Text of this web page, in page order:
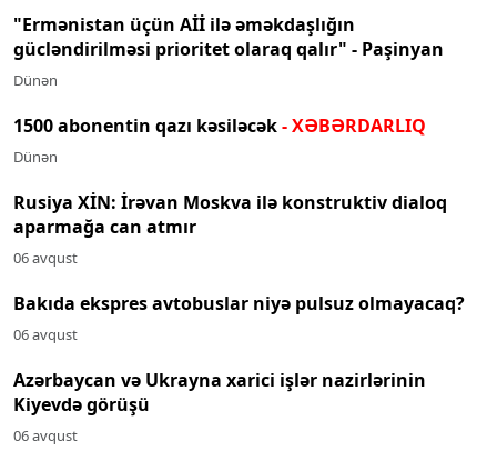
"Ermənistan üçün Aİİ ilə əməkdaşlığın
gücləndirilməsi prioritet olaraq qalır" - Paşinyan
Dünən
1500 abonentin qazı kəsiləcək- XƏBƏRDARLIQ
Dünən
Rusiya XİN: İrəvan Moskva ilə konstruktiv dialoq
aparmağa can atmır
06 avqust
Bakıda ekspres avtobuslar niyə pulsuz olmayacaq?
06 avqust
Azərbaycan və Ukrayna xarici işlər nazirlərinin
Kiyevdə görüşü
06 avqust